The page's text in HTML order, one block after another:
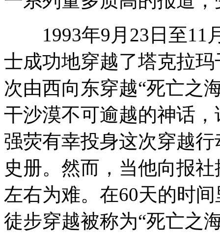
1993年9月23日至11
士成功地穿越了塔克拉
次由西向东穿越“死亡之
干沙漠不可逾越的神话
强荧有幸投身这次穿越
史册。然而，当他向报
左右为难。在60天的时
徒步穿越被称为“死亡之